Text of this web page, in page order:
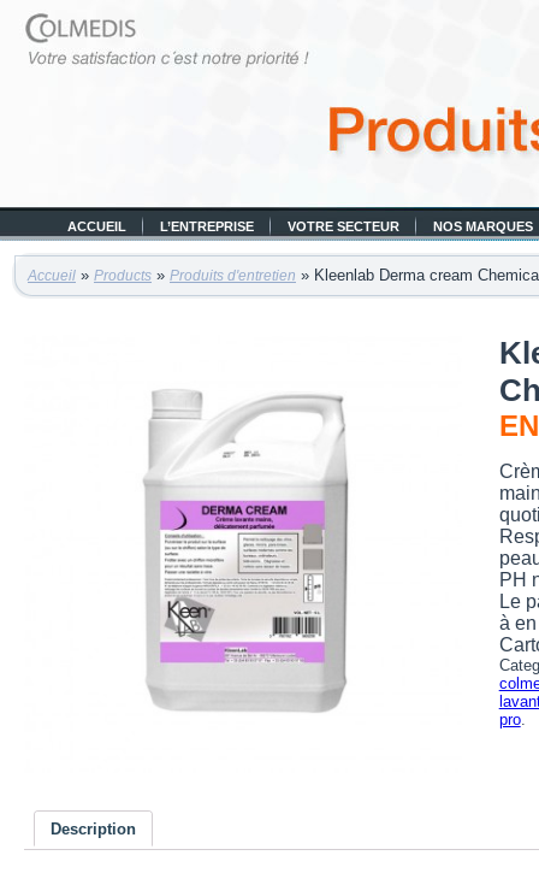
ACCUEIL L’ENTREPRISE VOTRE SECTEUR NOS MARQUES
Accueil » Products » Produits d'entretien » Kleenlab Derma cream
PH
Le
à
pro.
Description